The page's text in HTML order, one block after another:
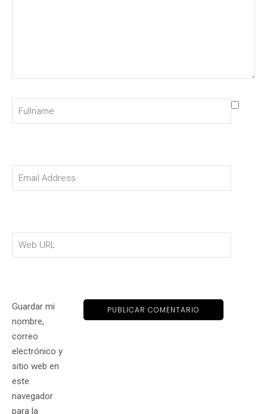
Guardar mi
nombre,
correo
electrónico y
sitio web en
este
navegador
para la